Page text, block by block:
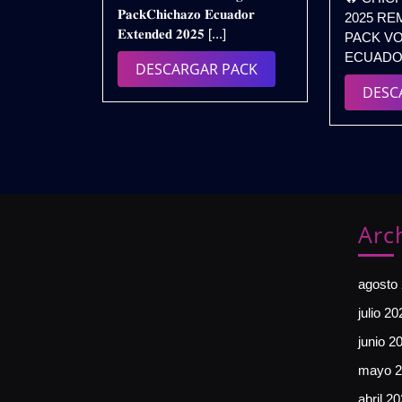
𝗚𝗥𝗔𝗧𝗜𝗦
𝐏𝐚𝐜𝐤𝐂𝐡𝐢𝐜𝐡𝐚𝐳𝐨 𝐄𝐜𝐮𝐚𝐝𝐨𝐫
𝐄𝐱𝐭𝐞𝐧𝐝𝐞𝐝 𝟐𝟎𝟐𝟓 [...]
DESCARGAR PACKDESCARGAR
PACK
2025
PACK
agosto
julio
junio
mayo